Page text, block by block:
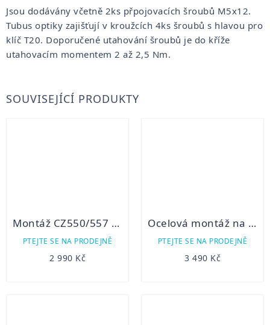
Jsou dodávány včetně 2ks přpojovacích šroubů M5x12.
Tubus optiky zajišťují v kroužcích 4ks šroubů s hlavou pro
klíč T20. Doporučené utahování šroubů je do kříže
utahovacím momentem 2 až 2,5 Nm.
SOUVISEJÍCÍ PRODUKTY
Montáž CZ550/557 pro Pulsar
PTEJTE SE NA PRODEJNĚ
2 990 Kč
Ocelová montáž na Weaver pro HIKMICRO Thunder, Panther a Cheetah
PTEJTE SE NA PRODEJNĚ
3 490 Kč